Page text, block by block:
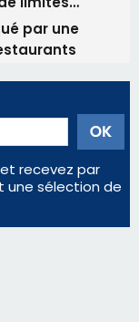
pour
2026
loges
avant 2081
limites…